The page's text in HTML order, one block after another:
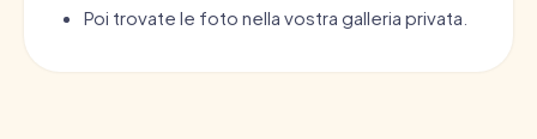
Poi trovate le foto nella vostra galleria privata.